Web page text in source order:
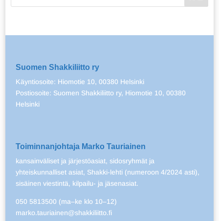
Suomen Shakkiliitto ry
Käyntiosoite: Hiomotie 10, 00380 Helsinki
Postiosoite: Suomen Shakkiliitto ry, Hiomotie 10, 00380
Helsinki
Toiminnanjohtaja Marko Tauriainen
kansainväliset ja järjestöasiat, sidosryhmät ja
yhteiskunnalliset asiat, Shakki-lehti (numeroon 4/2024 asti),
sisäinen viestintä, kilpailu- ja jäsenasiat.
050 5813500 (ma–ke klo 10–12)
marko.tauriainen@shakkiliitto.fi